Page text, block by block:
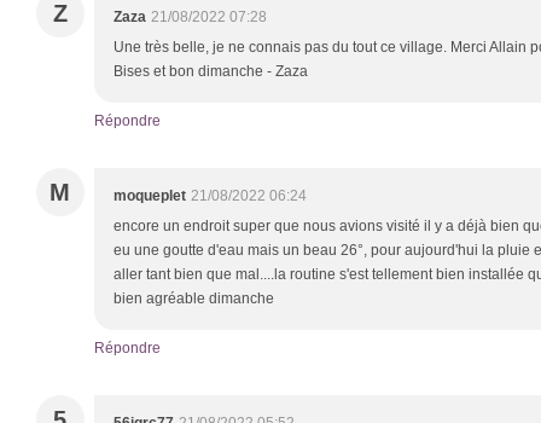
Z Zaza 21/08/2022 07:28
Une très belle, je ne connais pas du tout ce village. Merci Allain
Bises et bon dimanche - Zaza
Répondre
M moqueplet 21/08/2022 06:24
encore un endroit super que nous avions visité il y a déjà bien
eu une goutte d'eau mais un beau 26°, pour aujourd'hui la pluie
aller tant bien que mal....la routine s'est tellement bien installée
bien agréable dimanche
Répondre